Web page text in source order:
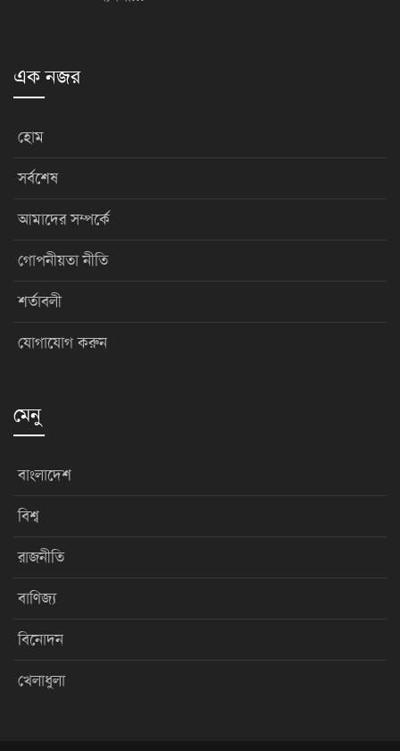
এক নজর
হোম
সর্বশেষ
আমাদের সম্পর্কে
গোপনীয়তা নীতি
শর্তাবলী
যোগাযোগ করুন
মেনু
বাংলাদেশ
বিশ্ব
রাজনীতি
বাণিজ্য
বিনোদন
খেলাধুলা